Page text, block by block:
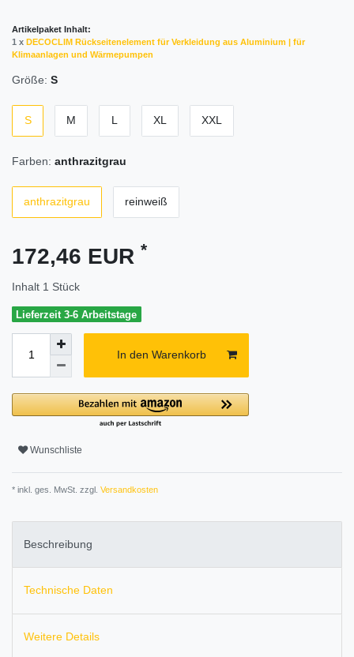
Artikelpaket Inhalt:
1 x DECOCLIM Rückseitenelement für Verkleidung aus Aluminium | für
Klimaanlagen und Wärmepumpen
Größe: S
S M L XL XXL
Farben: anthrazitgrau
anthrazitgrau reinweiß
172,46 EUR *
Inhalt 1 Stück
Lieferzeit 3-6 Arbeitstage
In den Warenkorb
Wunschliste
* inkl. ges. MwSt. zzgl. Versandkosten
Beschreibung
Technische Daten
Weitere Details